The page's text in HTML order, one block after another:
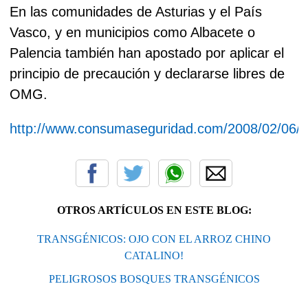
En las comunidades de Asturias y el País
Vasco, y en municipios como Albacete o
Palencia también han apostado por aplicar el
principio de precaución y declararse libres de
OMG.
http://www.consumaseguridad.com/2008/02/06/
OTROS ARTÍCULOS EN ESTE BLOG:
TRANSGÉNICOS: OJO CON EL ARROZ CHINO
CATALINO!
PELIGROSOS BOSQUES TRANSGÉNICOS